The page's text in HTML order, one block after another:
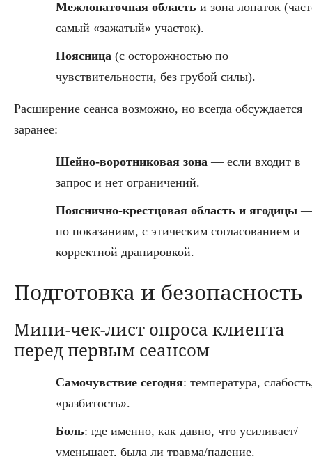
Межлопаточная область и зона лопаток
самый «зажатый» участок).
Поясница (с осторожностью по
чувствительности, без грубой силы).
Расширение сеанса возможно, но всегда обсуждается
заранее:
Шейно-воротниковая зона — если входит в
запрос и нет ограничений.
Пояснично-крестцовая область и ягодицы
по показаниям, с этическим согласованием и
корректной драпировкой.
Подготовка и безопасность
Мини-чек-лист опроса клиента
перед первым сеансом
Самочувствие сегодня: температура,
«разбитость».
Боль: где именно, как давно, что усиливает/
уменьшает, была ли травма/падение.